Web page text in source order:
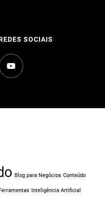
SOCIAIS
Blog para Negócios Conteúdo
Inteligência Artificial